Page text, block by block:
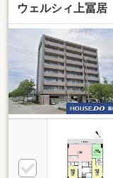
ウェルシィ上冨居